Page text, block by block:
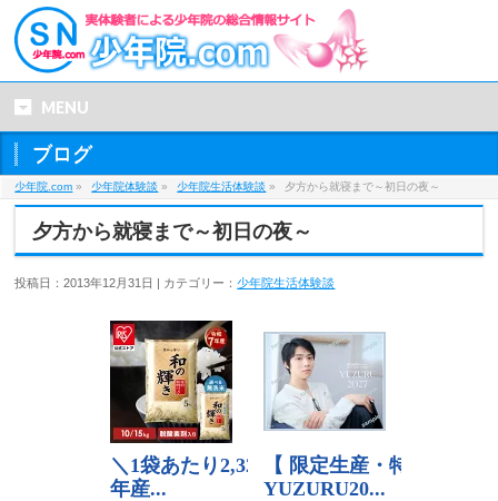
MENU
ブログ
少年院.com » 少年院体験談 » 少年院生活体験談 » 夕方から就寝まで～初日の夜～
夕方から就寝まで～初日の夜～
投稿日：2013年12月31日 | カテゴリー：少年院生活体験談